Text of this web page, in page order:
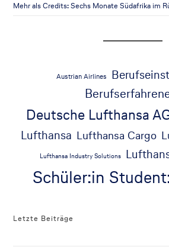
Mehr als Credits: Sechs Monate Südafrika im
Austrian Airlines
Deutsche Lufthansa
Lufthansa Lufthansa Cargo
Lufthansa Industry Solutions
Schüler:in
Letzte Beiträge